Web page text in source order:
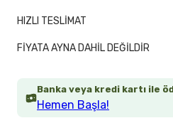
Banka veya kredi kartı ile
Hemen Başla!
HIZLI TESLİMAT
FİYATA AYNA DAHİL DEĞİLDİR